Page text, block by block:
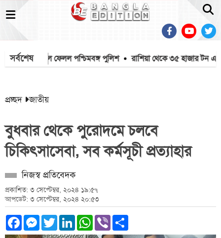
সর্বশেষ
মাইক খুলে ফেলল পশ্চিমবঙ্গ পুলিশ রাশিয়া থেকে ৩৫ হাজার টন
প্রচ্ছদ জাতীয়
বুধবার থেকে পুরোদমে চলবে
চিকিৎসাসেবা, সব কর্মসূচী প্রত্যাহার
নিজস্ব প্রতিবেদক
প্রকাশিত: ৩ সেপ্টেম্বর, ২০২৪ ১৯:৫৭
আপডেট: ৩ সেপ্টেম্বর, ২০২৪ ২০:৫৩
Facebook
Messenger
TwitterLinkedInWhatsApp
Viber